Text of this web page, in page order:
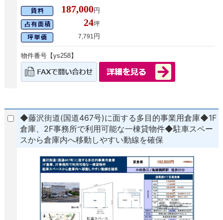
187,000円
24坪
7,791 円
物件番号【ys258】
◆藤沢街道(国道467号)に面する多目的事業用倉庫◆1F
倉庫、2F事務所で利用可能な一棟貸物件◆駐車スペー
スから倉庫内へ移動しやすい動線を確保